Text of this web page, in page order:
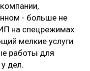
- больше не
на спецрежимах.
мелкие услуги
работы для
дел.